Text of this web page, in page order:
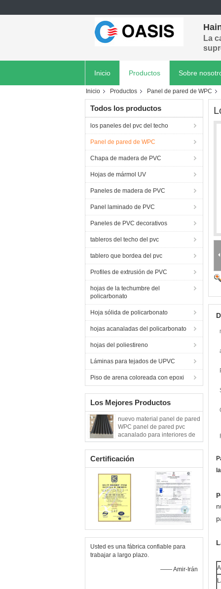
La
Inicio Productos Sobre
Inicio Productos Panel de pared de WPC
Todos los productos
los paneles del pvc del techo
Panel de pared de WPC
Chapa de madera de PVC
Hojas de mármol UV
Paneles de madera de PVC
Panel laminado de PVC
Paneles de PVC decorativos
tableros del techo del pvc
tablero que bordea del pvc
Profiles de extrusión de PVC
hojas de la techumbre del
policarbonato
Hoja sólida de policarbonato
hojas acanaladas del policarbonato
hojas del poliestireno
Láminas para tejados de UPVC
Piso de arena coloreada con epoxi
Los Mejores Productos
nuevo material panel de pared
WPC panel de pared pvc
acanalado para interiores de
decoración de panel de pared
3D fábrica de venta
Certificación
Usted es una fábrica confiable para
trabajar a largo plazo.
—— Amir-Irán